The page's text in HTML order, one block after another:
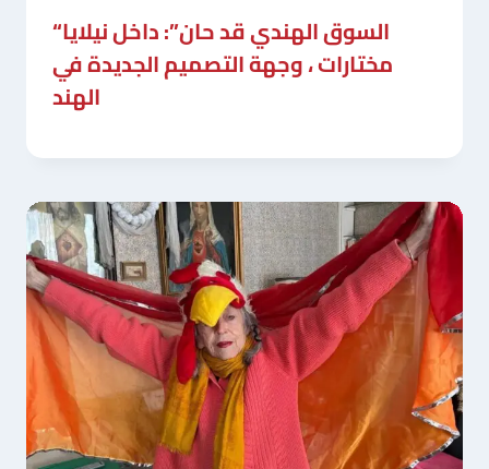
“السوق الهندي قد حان”: داخل نيلايا
مختارات ، وجهة التصميم الجديدة في
الهند